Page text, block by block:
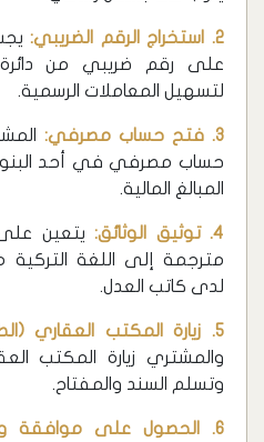
2. استخراج الرقم الضريبي:
على رقم ضريبي من
لتسهيل المعاملات الرسمية.
3. فتح حساب مصرفي:
حساب مصرفي في أحد
المبالغ المالية.
4. توثيق الوثائق:
يتعين
مترجمة إلى اللغة التركية
لدى كاتب العدل.
5. زيارة المكتب العقاري (الطابو):
والمشتري زيارة المكتب
وتسلم السند والمفتاح.
6. الحصول على موافقة وزارة الداخلية: